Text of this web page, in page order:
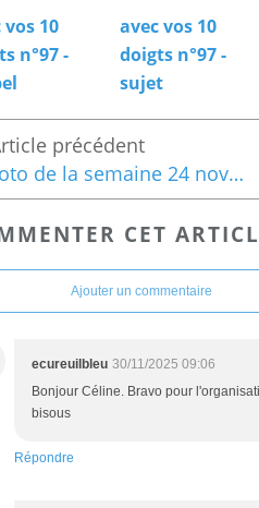
vos 10
n°97 -
avec vos 10
doigts n°97 -
sujet
Photo de la semaine 24 novembre
CET
Ajouter un commentaire
ecureuilbleu 30/11/2025 09:06
Bonjour Céline. Bravo pour
bisous
Répondre